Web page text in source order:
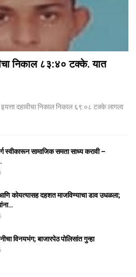
निकाल ८३:४० टक्के. यात
दहावीचा निकाल निकाल ६९:०८ टक्के लागला
स्वीकारून सामाजिक समता साध्य करावी –
कोयत्यासह दहशत माजविण्याचा डाव उधळला;
विनयभंग; बाजारपेठ पोलिसांत गुन्हा